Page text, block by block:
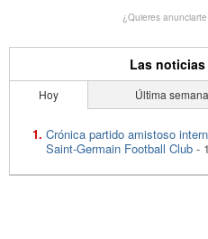
¿Quieres
Las
Hoy Última semana
Crónica partido amistoso
Saint-Germain Football Club -